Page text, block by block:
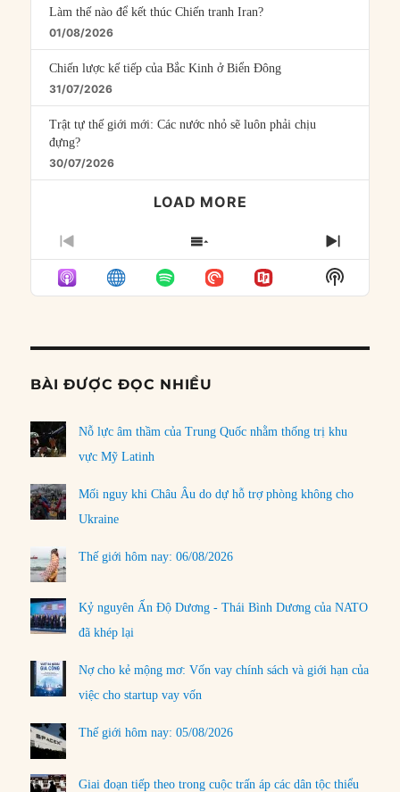
Làm thế nào để kết thúc Chiến tranh Iran?
01/08/2026
Chiến lược kế tiếp của Bắc Kinh ở Biển Đông
31/07/2026
Trật tự thế giới mới: Các nước nhỏ sẽ luôn phải chịu
đựng?
30/07/2026
LOAD MORE
PREVIOUS
EPISODE
SHOW
EPISODES
LIST
NEXT
Show
Podcast
BÀI ĐƯỢC ĐỌC NHIỀU
Nỗ lực âm thầm của Trung Quốc nhằm thống trị khu
vực Mỹ Latinh
Mối nguy khi Châu Âu do dự hỗ trợ phòng không cho
Ukraine
Thế giới hôm nay: 06/08/2026
Kỷ nguyên Ấn Độ Dương - Thái Bình Dương của NATO
đã khép lại
Nợ cho kẻ mộng mơ: Vốn vay chính sách và giới hạn của
việc cho startup vay vốn
Thế giới hôm nay: 05/08/2026
Giai đoạn tiếp theo trong cuộc trấn áp các dân tộc thiểu